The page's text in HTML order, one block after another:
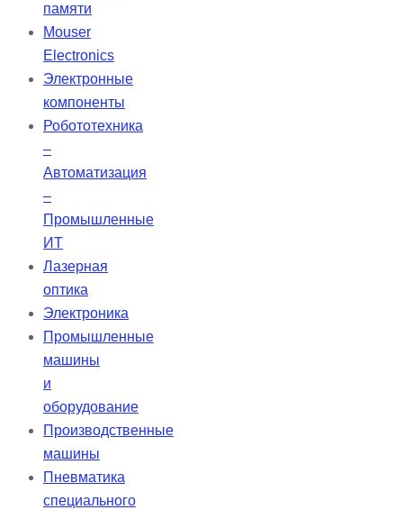
батареи: ◦ Снимите защитную
слуховой аппарат. ◦ Для замены
памяти
Mouser
Electronics
Электронные
компоненты
Робототехника
–
Автоматизация
–
Промышленные
ИТ
Лазерная
оптика
Электроника
Промышленные
машины
и
оборудование
Производственные
машины
Пневматика
специального